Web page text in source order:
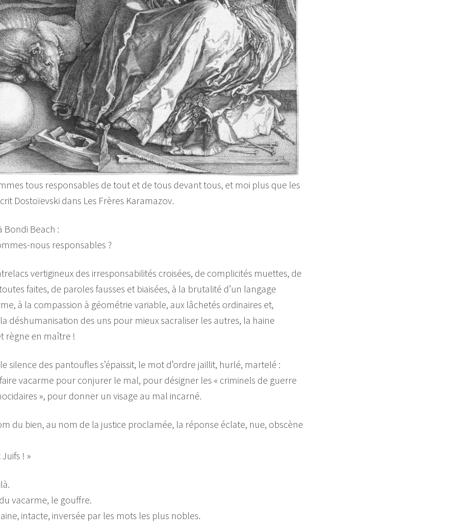
tous responsables de tout et de tous devant tous, et moi plus que les
Dostoïevski dans Les Frères Karamazov.
Bondi Beach :
nous responsables ?
vertigineux des irresponsabilités croisées, de complicités muettes, de
faites, de paroles fausses et biaisées, à la brutalité d’un langage
à la compassion à géométrie variable, aux lâchetés ordinaires et,
déshumanisation des uns pour mieux sacraliser les autres, la haine
règne en maître !
silence des pantoufles s’épaissit, le mot d’ordre jaillit, hurlé, martelé :
vacarme pour conjurer le mal, pour désigner les « criminels de guerre
», pour donner un visage au mal incarné.
du bien, au nom de la justice proclamée, la réponse éclate, nue, obscène
! »
vacarme, le gouffre.
intacte, inversée par les mots les plus nobles.